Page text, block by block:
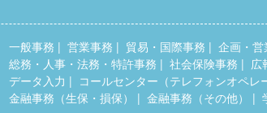
一般事務 営業事務 貿易・国際事務
企画・
総務・人事・法務・特許事務
社会保険事務 広
データ入力
コールセンター（テレフォンオペレ
金融事務（生保・損保）
金融事務（その他）